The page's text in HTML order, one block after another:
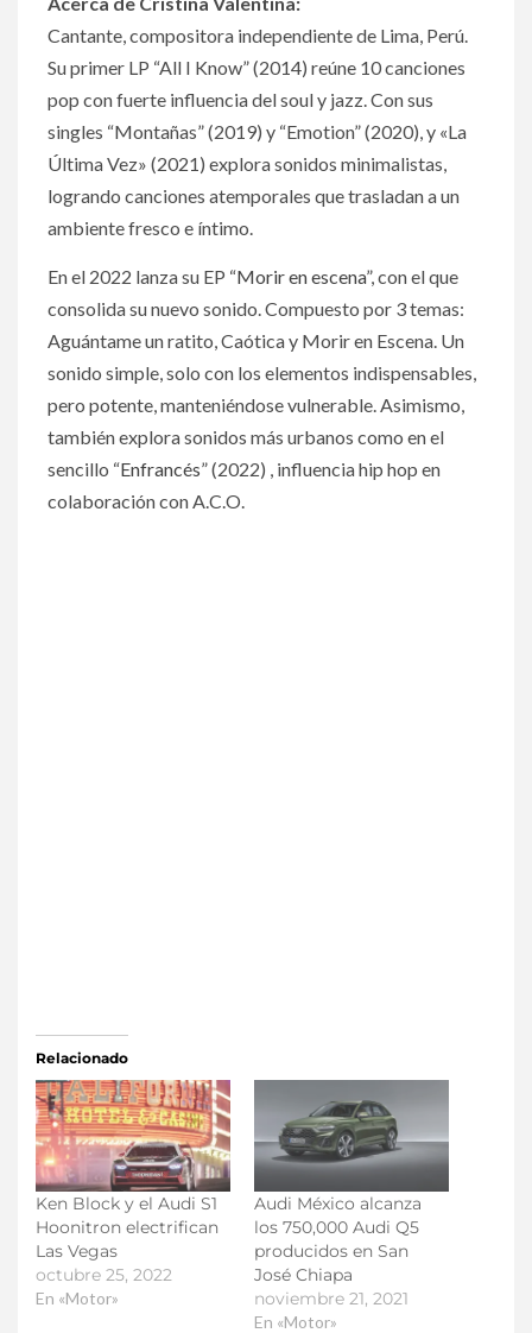
Cantante, compositora independiente de Lima, Perú.
Su primer LP “All I Know” (2014) reúne 10 canciones
pop con fuerte influencia del soul y jazz. Con sus
singles “Montañas” (2019) y “Emotion” (2020), y «La
Última Vez» (2021) explora sonidos minimalistas,
logrando canciones atemporales que trasladan a un
ambiente fresco e íntimo.
En el 2022 lanza su EP “Morir en escena”, con el que
consolida su nuevo sonido. Compuesto por 3 temas:
Aguántame un ratito, Caótica y Morir en Escena. Un
sonido simple, solo con los elementos indispensables,
pero potente, manteniéndose vulnerable. Asimismo,
también explora sonidos más urbanos como en el
sencillo “Enfrancés” (2022) , influencia hip hop en
colaboración con A.C.O.
Relacionado
Ken Block y el Audi S1
Hoonitron electrifican
Las Vegas
octubre 25, 2022
En «Motor»
Audi México alcanza
los 750,000 Audi Q5
producidos en San
José Chiapa
noviembre 21, 2021
En «Motor»